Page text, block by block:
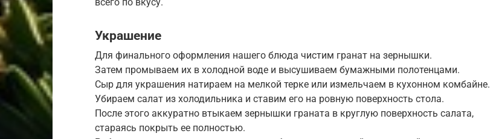
всего по вкусу.
Украшение
Для финального оформления нашего блюда чистим гранат на зернышки.
Затем промываем их в холодной воде и высушиваем бумажными полотенцами.
Сыр для украшения натираем на мелкой терке или измельчаем в кухонном комбайне.
Убираем салат из холодильника и ставим его на ровную поверхность стола.
После этого аккуратно втыкаем зернышки граната в круглую поверхность салата,
стараясь покрыть ее полностью.